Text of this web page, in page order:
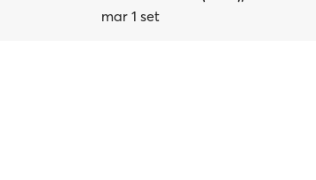
mar 1 set